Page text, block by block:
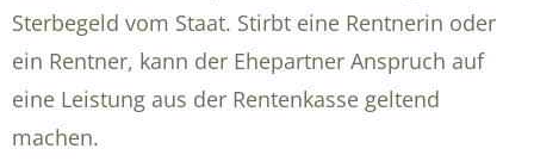
Sterbegeld vom Staat. Stirbt eine Rentnerin oder
ein Rentner, kann der Ehepartner Anspruch auf
eine Leistung aus der Rentenkasse geltend
machen.